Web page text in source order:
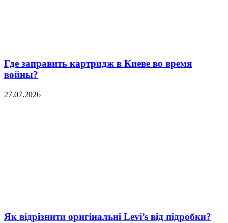
Где заправить картридж в Киеве во время
войны?
27.07.2026
Як відрізнити оригінальні Levi’s від підробки?